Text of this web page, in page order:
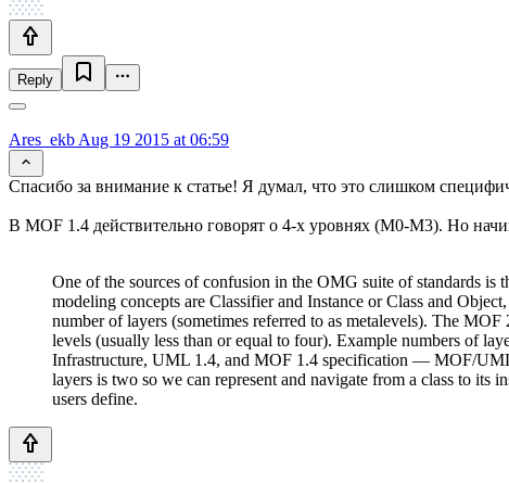
Reply
Ares_ekb Aug 19 2015 at 06:59
Спасибо за внимание к статье! Я думал, что это слишком
В MOF 1.4 действительно говорят о 4-х уровнях (M0-M3). Но
One of the sources of confusion in the OMG suite of standards is
modeling concepts are Classifier and Instance or Class and
number of layers (sometimes referred to as metalevels). The
levels (usually less than or equal to four). Example numbers of
Infrastructure, UML 1.4, and MOF 1.4 specification — MOF/
layers is two so we can represent and navigate from a class to its
users define.